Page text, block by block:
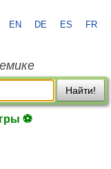
EN DE ES FR
Найти!
⚽